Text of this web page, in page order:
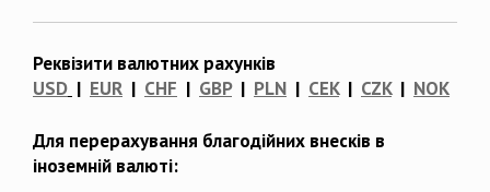
Реквізити валютних рахунків
USD | EUR | CHF | GBP| PLN | CEK| CZK| NOK
Для перерахування благодійних внесків в
іноземній валюті: